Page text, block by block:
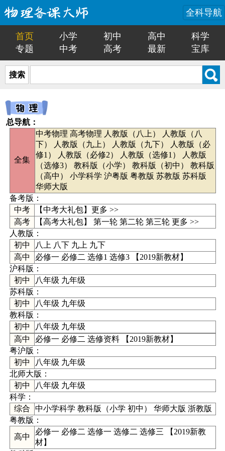
全科导航
首页 小学 初中 高中
科学
专题
中考 高考 最新 宝库
搜索
总导航：
全集
中考物理 高考物理 人教版（八上）
人教版（八
下）
人教版（九上） 人教版（九下）
人教版（必
修1）
人教版（必修2） 人教版（选修1）
人教版
（选修3）
教科版（小学） 教科版（初中）
教科版
（高中）
小学科学 沪粤版 粤教版 苏教版 苏科版
华师大版
备考版：
中考
【中考大礼包】 更多 >>
高考
【高考大礼包】 第一轮 第二轮 第三轮 更多 >>
人教版：
初中
八上 八下 九上 九下
高中
必修一 必修二 选修1 选修3【 2019新教材】
沪科版 ：
初中
八年级 九年级
苏科版 ：
初中
八年级 九年级
教科版 ：
初中
八年级 九年级
高中
必修一 必修二 选修资料【 2019新教材】
粤沪版 ：
初中
八年级 九年级
北师大版 ：
初中
八年级 九年级
科学 ：
综合
中小学科学 教科版（小学 初中 ） 华师大版 浙教版
粤教版：
高中
必修一 必修二 选修一 选修二 选修三 【 2019新教
材】